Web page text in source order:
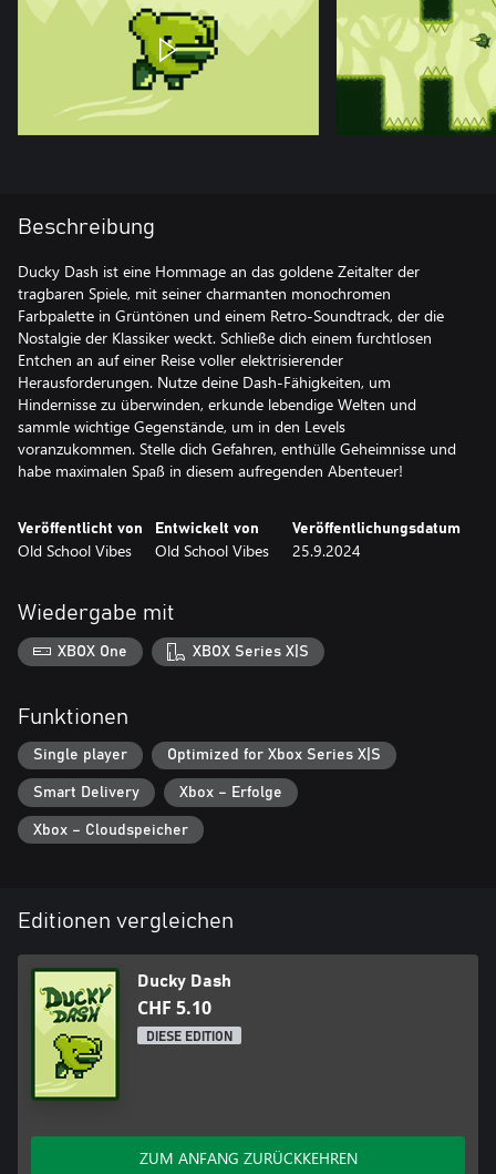
Beschreibung
Ducky Dash ist eine Hommage an das goldene Zeitalter der
tragbaren Spiele, mit seiner charmanten monochromen
Farbpalette in Grüntönen und einem Retro-Soundtrack, der die
Nostalgie der Klassiker weckt. Schließe dich einem furchtlosen
Entchen an auf einer Reise voller elektrisierender
Herausforderungen. Nutze deine Dash-Fähigkeiten, um
Hindernisse zu überwinden, erkunde lebendige Welten und
sammle wichtige Gegenstände, um in den Levels
voranzukommen. Stelle dich Gefahren, enthülle Geheimnisse und
habe maximalen Spaß in diesem aufregenden Abenteuer!
Veröffentlicht von
Old School Vibes
Entwickelt von
Old School Vibes
Veröffentlichungsdatum
25.9.2024
Wiedergabe mit
XBOX One XBOX Series X|S
Funktionen
Single player Optimized for Xbox Series X|S
Smart Delivery Xbox – Erfolge
Xbox – Cloudspeicher
Editionen vergleichen
Ducky Dash
CHF 5.10
DIESE EDITION
ZUM ANFANG ZURÜCKKEHREN